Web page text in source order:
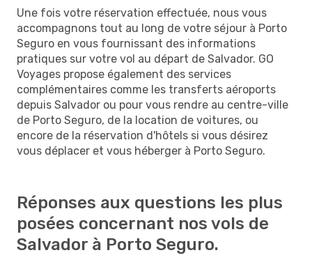
Une fois votre réservation effectuée, nous vous
accompagnons tout au long de votre séjour à Porto
Seguro en vous fournissant des informations
pratiques sur votre vol au départ de Salvador. GO
Voyages propose également des services
complémentaires comme les transferts aéroports
depuis Salvador ou pour vous rendre au centre-ville
de Porto Seguro, de la location de voitures, ou
encore de la réservation d'hôtels si vous désirez
vous déplacer et vous héberger à Porto Seguro.
Réponses aux questions les plus
posées concernant nos vols de
Salvador à Porto Seguro.